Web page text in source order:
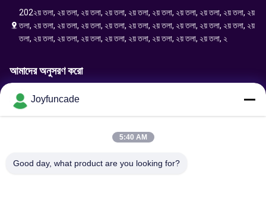
202২য় তলা, ২য় তলা, ২য় তলা, ২য় তলা, ২য় তলা, ২য় তলা, ২য় তলা, ২য় তলা, ২য় তলা, ২য়
তলা, ২য় তলা, ২য় তলা, ২য় তলা, ২য় তলা, ২য় তলা, ২য় তলা, ২য় তলা, ২য় তলা, ২য় তলা, ২য়
তলা, ২য় তলা, ২য় তলা, ২য় তলা, ২য় তলা, ২য় তলা, ২য় তলা, ২য় তলা, ২য় তলা, ২
আমাদের অনুসরণ করো
Joyfuncade
5:40 AM
Good day, what product are you looking for?